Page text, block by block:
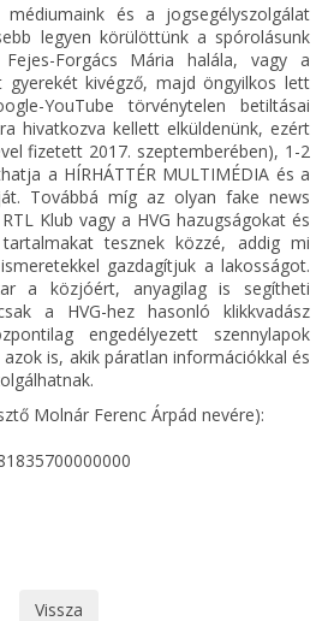
és a jogsegélyszolgálat
legyen körülöttünk a spórolásunk
Forgács Mária halála, vagy a
gyerekét kivégző, majd öngyilkos lett
YouTube törvénytelen betiltásai
hivatkozva kellett elküldenünk, ezért
fizetett 2017. szeptemberében), 1-2
a HÍRHÁTTÉR MULTIMÉDIA és a
Továbbá míg az olyan fake news
Klub vagy a HVG hazugságokat és
tesznek közzé, addig mi
gazdagítjuk a lakosságot.
a közjóért, anyagilag is segítheti
a HVG-hez hasonló klikkvadász
engedélyezett szennylapok
is, akik páratlan információkkal és
Molnár Ferenc Árpád nevére):
Vissza